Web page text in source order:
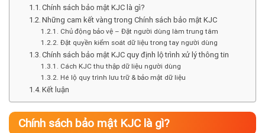
Chính sách bảo mật KJC là gì?
Những cam kết vàng trong Chính sách bảo mật KJC
Chủ động bảo vệ – Đặt người dùng làm trung tâm
Đặt quyền kiểm soát dữ liệu trong tay người dùng
Chính sách bảo mật KJC quy định lộ trình xử lý thông tin
Cách KJC thu thập dữ liệu người dùng
Hé lộ quy trình lưu trữ & bảo mật dữ liệu
Kết luận
Chính sách bảo mật KJC là gì?